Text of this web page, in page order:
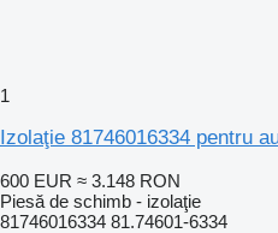
1
Izolaţie 81746016334 pentru
600 EUR ≈ 3.148 RON
Piesă de schimb - izolaţie
81746016334 81.74601-6334